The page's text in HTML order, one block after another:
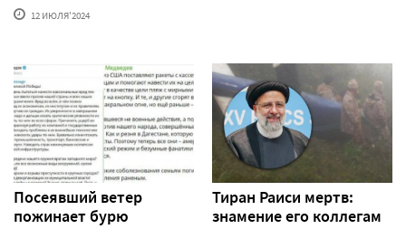
12 ИЮЛЯ'2024
Посеявший ветер
пожинает бурю
Тиран Раиси мертв:
знамение его коллегам